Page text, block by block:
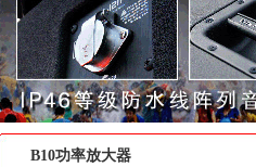
B10功率放大器